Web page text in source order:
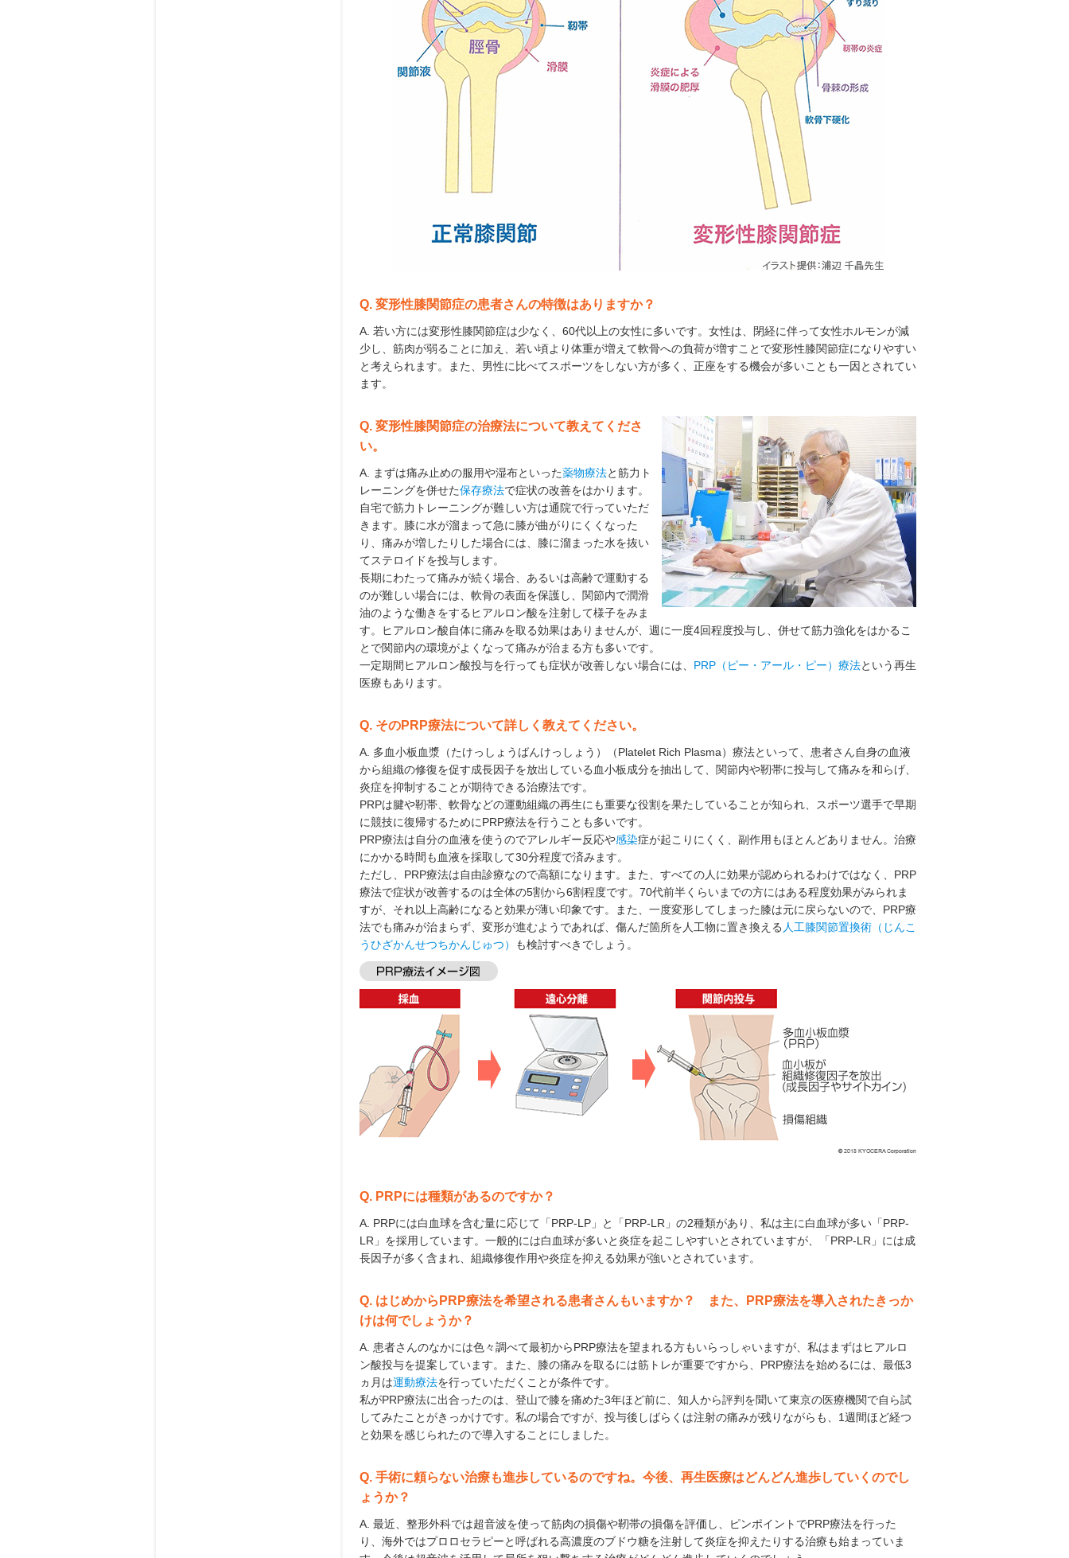
Q. 変形性膝関節症の患者さんの特徴はありますか？
A. 若い方には変形性膝関節症は少なく、60代以上の女性に多いです。女性は、閉経に伴って女性ホルモンが減
少し、筋肉が弱ることに加え、若い頃より体重が増えて軟骨への負荷が増すことで変形性膝関節症になりやすい
と考えられます。また、男性に比べてスポーツをしない方が多く、正座をする機会が多いことも一因とされてい
ます。
Q. 変形性膝関節症の治療法について教えてくださ
い。
A. まずは痛み止めの服用や湿布といった薬物療法と筋力ト
レーニングを併せた保存療法で症状の改善をはかります。
自宅で筋力トレーニングが難しい方は通院で行っていただ
きます。膝に水が溜まって急に膝が曲がりにくくなった
り、痛みが増したりした場合には、膝に溜まった水を抜い
てステロイドを投与します。
長期にわたって痛みが続く場合、あるいは高齢で運動する
のが難しい場合には、軟骨の表面を保護し、関節内で潤滑
油のような働きをするヒアルロン酸を注射して様子をみま
す。ヒアルロン酸自体に痛みを取る効果はありませんが、週に一度4回程度投与し、併せて筋力強化をはかるこ
とで関節内の環境がよくなって痛みが治まる方も多いです。
一定期間ヒアルロン酸投与を行っても症状が改善しない場合には、 PRP（ピー・アール・ピー）療法という再生
医療もあります。
Q. そのPRP療法について詳しく教えてください。
A. 多血小板血漿（たけっしょうばんけっしょう）（Platelet Rich Plasma）療法といって、患者さん自身の血液
から組織の修復を促す成長因子を放出している血小板成分を抽出して、関節内や靭帯に投与して痛みを和らげ、
炎症を抑制することが期待できる治療法です。
PRPは腱や靭帯、軟骨などの運動組織の再生にも重要な役割を果たしていることが知られ、スポーツ選手で早期
に競技に復帰するためにPRP療法を行うことも多いです。
PRP療法は自分の血液を使うのでアレルギー反応や感染症が起こりにくく、副作用もほとんどありません。治療
にかかる時間も血液を採取して30分程度で済みます。
ただし、PRP療法は自由診療なので高額になります。また、すべての人に効果が認められるわけではなく、PRP
療法で症状が改善するのは全体の5割から6割程度です。70代前半くらいまでの方にはある程度効果がみられま
すが、それ以上高齢になると効果が薄い印象です。また、一度変形してしまった膝は元に戻らないので、PRP療
法でも痛みが治まらず、変形が進むようであれば、傷んだ箇所を人工物に置き換える 人工膝関節置換術（じんこ
うひざかんせつちかんじゅつ）
も検討すべきでしょう。
Q. PRPには種類があるのですか？
A. PRPには白血球を含む量に応じて「PRP-LP」と「PRP-LR」の2種類があり、私は主に白血球が多い「PRP-
LR」を採用しています。一般的には白血球が多いと炎症を起こしやすいとされていますが、「PRP-LR」には成
長因子が多く含まれ、組織修復作用や炎症を抑える効果が強いとされています。
Q. はじめからPRP療法を希望される患者さんもいますか？ また、PRP療法を導入されたきっか
けは何でしょうか？
A. 患者さんのなかには色々調べて最初からPRP療法を望まれる方もいらっしゃいますが、私はまずはヒアルロ
ン酸投与を提案しています。また、膝の痛みを取るには筋トレが重要ですから、PRP療法を始めるには、最低3
ヵ月は運動療法を行っていただくことが条件です。
私がPRP療法に出合ったのは、登山で膝を痛めた3年ほど前に、知人から評判を聞いて東京の医療機関で自ら試
してみたことがきっかけです。私の場合ですが、投与後しばらくは注射の痛みが残りながらも、1週間ほど経つ
と効果を感じられたので導入することにしました。
Q. 手術に頼らない治療も進歩しているのですね。今後、再生医療はどんどん進歩していくのでし
ょうか？
A. 最近、整形外科では超音波を使って筋肉の損傷や靭帯の損傷を評価し、ピンポイントでPRP療法を行った
り、海外ではプロロセラピーと呼ばれる高濃度のブドウ糖を注射して炎症を抑えたりする治療も始まっていま